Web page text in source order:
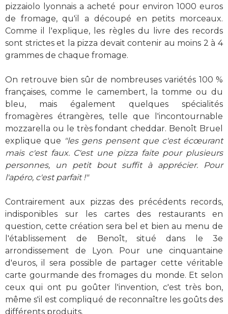
pizzaiolo lyonnais a acheté pour environ 1000 euros
de fromage, qu'il a découpé en petits morceaux.
Comme il l'explique, les règles du livre des records
sont strictes et la pizza devait contenir au moins 2 à 4
grammes de chaque fromage.
On retrouve bien sûr de nombreuses variétés 100 %
françaises, comme le camembert, la tomme ou du
bleu, mais également quelques spécialités
fromagères étrangères, telle que l'incontournable
mozzarella ou le très fondant cheddar. Benoît Bruel
explique que "les gens pensent que c'est écœurant
mais c'est faux. C'est une pizza faite pour plusieurs
personnes, un petit bout suffit à apprécier. Pour
l'apéro, c'est parfait !"
Contrairement aux pizzas des précédents records,
indisponibles sur les cartes des restaurants en
question, cette création sera bel et bien au menu de
l'établissement de Benoît, situé dans le 3e
arrondissement de Lyon. Pour une cinquantaine
d'euros, il sera possible de partager cette véritable
carte gourmande des fromages du monde. Et selon
ceux qui ont pu goûter l'invention, c'est très bon,
même s'il est compliqué de reconnaître les goûts des
différents produits.